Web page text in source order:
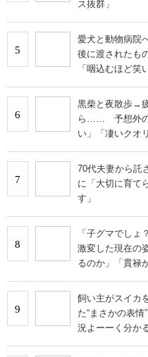
説」「パーツの
3
かつては“日本
「抱きしめたく
ている」
4
おばあちゃん家
と…… 「これは
ス抜群」
5
愛犬と動物病
後に渡されたも
「咽込むほど笑
6
黒柴と夜散歩→
ら…… 予想外の“
い」「凄いクオ
7
70代夫妻から託
に「大切に育て
す」